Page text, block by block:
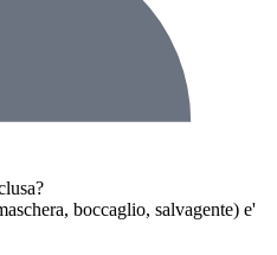
boccaglio, salvagente) e'